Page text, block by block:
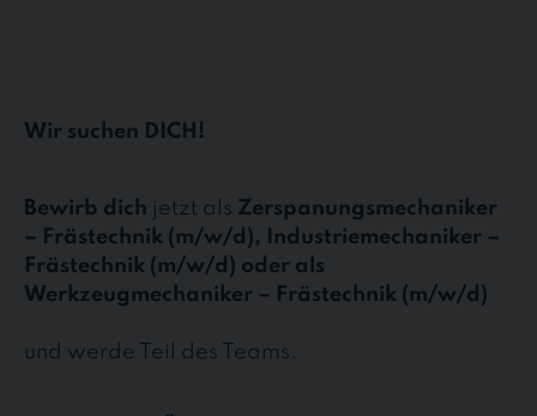
Wir suchen DICH!
Bewirb dich jetzt als Zerspanungsmechaniker
– Frästechnik (m/w/d), Industriemechaniker –
Frästechnik (m/w/d) oder als
Werkzeugmechaniker – Frästechnik (m/w/d)
und werde Teil des Teams.